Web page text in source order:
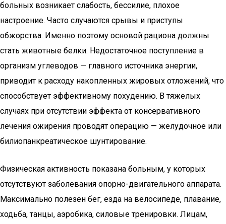
больных возникает слабость, бессилие, плохое
настроение. Часто случаются срывы и приступы
обжорства. Именно поэтому основой рациона должны
стать животные белки. Недостаточное поступление в
организм углеводов — главного источника энергии,
приводит к расходу накопленных жировых отложений, что
способствует эффективному похудению. В тяжелых
случаях при отсутствии эффекта от консервативного
лечения ожирения проводят операцию — желудочное или
билиопанкреатическое шунтирование.
Физическая активность показана больным, у которых
отсутствуют заболевания опорно-двигательного аппарата.
Максимально полезен бег, езда на велосипеде, плавание,
ходьба, танцы, аэробика, силовые тренировки. Лицам,